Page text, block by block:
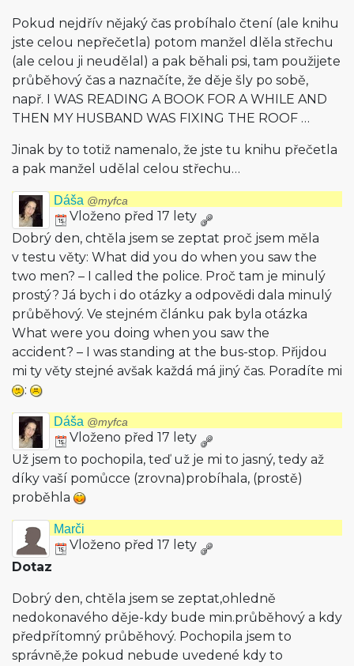
Pokud nejdřív nějaký čas probíhalo čtení (ale knihu
jste celou nepřečetla) potom manžel dlěla střechu
(ale celou ji neudělal) a pak běhali psi, tam použijete
průběhový čas a naznačíte, že děje šly po sobě,
např. I WAS READING A BOOK FOR A WHILE AND
THEN MY HUSBAND WAS FIXING THE ROOF …
Jinak by to totiž namenalo, že jste tu knihu přečetla
a pak manžel udělal celou střechu…
Dáša @myfca
Vloženo před 17 lety
Dobrý den, chtěla jsem se zeptat proč jsem měla
v testu věty: What did you do when you saw the
two men? – I called the police. Proč tam je minulý
prostý? Já bych i do otázky a odpovědi dala minulý
průběhový. Ve stejném článku pak byla otázka
What were you doing when you saw the
accident? – I was standing at the bus-stop. Přijdou
mi ty věty stejné avšak každá má jiný čas. Poradíte mi
:
Dáša @myfca
Vloženo před 17 lety
Už jsem to pochopila, teď už je mi to jasný, tedy až
díky vaší pomůcce (zrovna)probíhala, (prostě)
proběhla
Marči
Vloženo před 17 lety
Dotaz
Dobrý den, chtěla jsem se zeptat,ohledně
nedokonavého děje-kdy bude min.průběhový a kdy
předpřítomný průběhový. Pochopila jsem to
správně,že pokud nebude uvedené kdy to